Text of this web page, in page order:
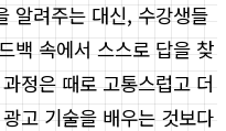
알려주는 대신, 수강생들
백 속에서 스스로 답을 찾
정은 때로 고통스럽고 더
고 기술을 배우는 것보다